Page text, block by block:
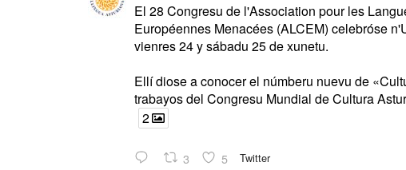
El 28 Congresu de l'Association pour les
Européennes Menacées (ALCEM) celebróse
vienres 24 y sábadu 25 de xunetu.
Ellí diose a conocer el númberu nuevu de
trabayos del Congresu Mundial de Cultura
2
3 5 Twitter